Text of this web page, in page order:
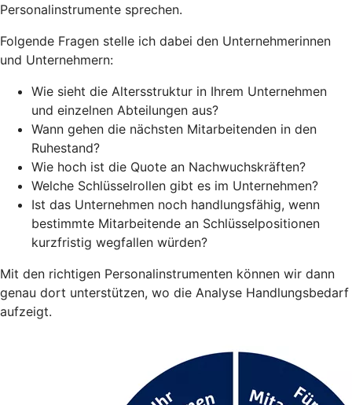
Personalinstrumente sprechen.
Folgende Fragen stelle ich dabei den Unternehmerinnen
und Unternehmern:
Wie sieht die Altersstruktur in Ihrem Unternehmen
und einzelnen Abteilungen aus?
Wann gehen die nächsten Mitarbeitenden in den
Ruhestand?
Wie hoch ist die Quote an Nachwuchskräften?
Welche Schlüsselrollen gibt es im Unternehmen?
Ist das Unternehmen noch handlungsfähig, wenn
bestimmte Mitarbeitende an Schlüsselpositionen
kurzfristig wegfallen würden?
Mit den richtigen Personalinstrumenten können wir dann
genau dort unterstützen, wo die Analyse Handlungsbedarf
aufzeigt.